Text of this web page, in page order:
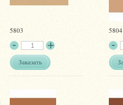
5803
Заказать
5804